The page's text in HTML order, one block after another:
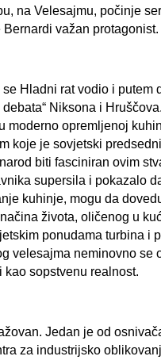
na Velesajmu, počinje
važan protagonist.
Hladni rat vodio i putem
Niksona i
moderno opremljenoj
koje je sovjetski
biti fasciniran ovim
supersila i pokazalo
kuhinje, mogu da
života, oličenog u
ponudama turbina i
velesajma neminovno se
kao sopstvenu realnost.
Jedan je od
za industrijsko